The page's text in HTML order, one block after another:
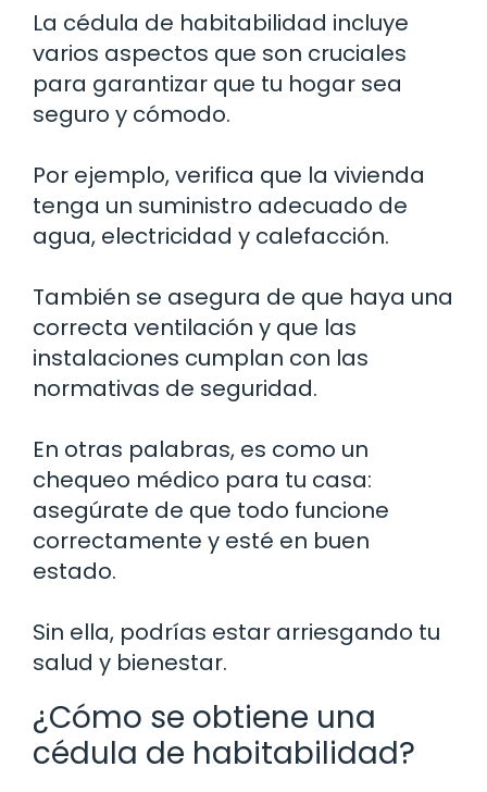
La cédula de habitabilidad incluye
varios aspectos que son cruciales
para garantizar que tu hogar sea
seguro y cómodo.
Por ejemplo, verifica que la vivienda
tenga un suministro adecuado de
agua, electricidad y calefacción.
También se asegura de que haya una
correcta ventilación y que las
instalaciones cumplan con las
normativas de seguridad.
En otras palabras, es como un
chequeo médico para tu casa:
asegúrate de que todo funcione
correctamente y esté en buen
estado.
Sin ella, podrías estar arriesgando tu
salud y bienestar.
¿Cómo se obtiene una
cédula de habitabilidad?